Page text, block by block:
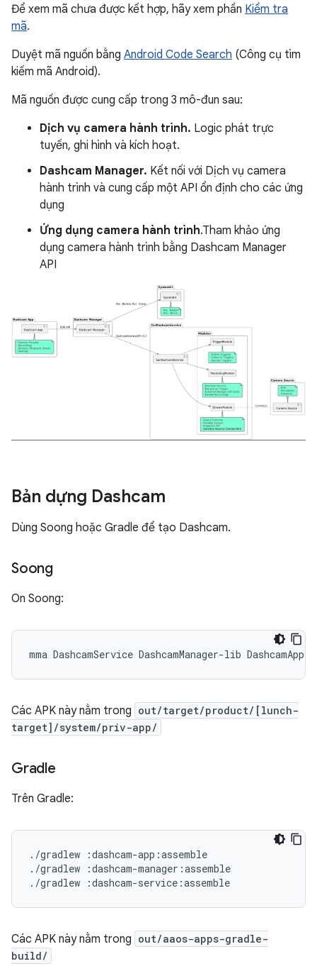
Để xem mã chưa được kết hợp, hãy xem phần Kiểm tra
mã.
Duyệt mã nguồn bằng Android Code Search (Công cụ tìm
kiếm mã Android).
Mã nguồn được cung cấp trong 3 mô-đun sau:
Dịch vụ camera hành trình. Logic phát trực
tuyến, ghi hình và kích hoạt.
Dashcam Manager. Kết nối với Dịch vụ camera
hành trình và cung cấp một API ổn định cho các ứng
dụng
Ứng dụng camera hành trình.Tham khảo ứng
dụng camera hành trình bằng Dashcam Manager
API
Bản dựng Dashcam
Dùng Soong hoặc Gradle để tạo Dashcam.
Soong
On Soong:
Các APK này nằm trong out/target/product/[lunch-
target]/system/priv-app/
Gradle
Trên Gradle:
./gradlew :dashcam-app:assemble
./gradlew :dashcam-manager:assemble
Các APK này nằm trong out/aaos-apps-gradle-
build/